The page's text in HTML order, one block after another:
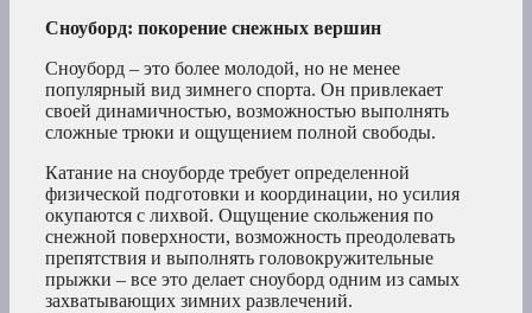
Сноуборд: покорение снежных вершин
Сноуборд – это более молодой, но не менее
популярный вид зимнего спорта. Он привлекает
своей динамичностью, возможностью выполнять
сложные трюки и ощущением полной свободы.
Катание на сноуборде требует определенной
физической подготовки и координации, но усилия
окупаются с лихвой. Ощущение скольжения по
снежной поверхности, возможность преодолевать
препятствия и выполнять головокружительные
прыжки – все это делает сноуборд одним из самых
захватывающих зимних развлечений.